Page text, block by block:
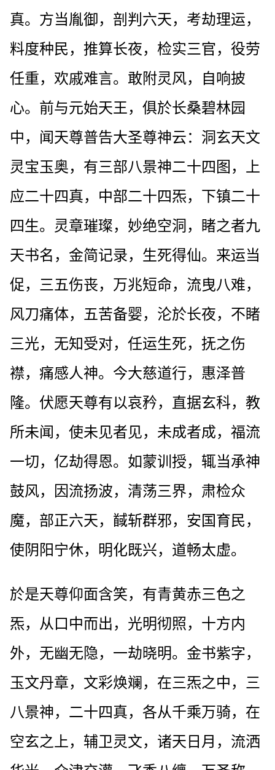
真。方当胤御，剖判六天，考劫理运，
料度种民，推算长夜，检实三官，役劳
任重，欢戚难言。敢附灵风，自响披
心。前与元始天王，俱於长桑碧林园
中，闻天尊普告大圣尊神云：洞玄天文
灵宝玉奥，有三部八景神二十四图，上
应二十四真，中部二十四炁，下镇二十
四生。灵章璀璨，妙绝空洞，睹之者九
天书名，金简记录，生死得仙。来运当
促，三五伤丧，万兆短命，流曳八难，
风刀痛体，五苦备婴，沦於长夜，不睹
三光，无知受对，任运生死，抚之伤
襟，痛感人神。今大慈道行，惠泽普
隆。伏愿天尊有以哀矜，直据玄科，教
所未闻，使未见者见，未成者成，福流
一切，亿劫得恩。如蒙训授，辄当承神
鼓风，因流扬波，清荡三界，肃检众
魔，部正六天，馘斩群邪，安国育民，
使阴阳宁休，明化既兴，道畅太虚。
於是天尊仰面含笑，有青黄赤三色之
炁，从口中而出，光明彻照，十方内
外，无幽无隐，一劫晓明。金书紫字，
玉文丹章，文彩焕斓，在三炁之中，三
八景神，二十四真，各从千乘万骑，在
空玄之上，辅卫灵文，诸天日月，流洒